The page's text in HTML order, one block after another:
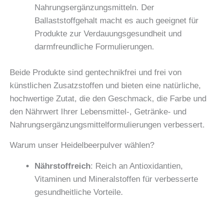
Nahrungsergänzungsmitteln. Der
Ballaststoffgehalt macht es auch geeignet für
Produkte zur Verdauungsgesundheit und
darmfreundliche Formulierungen.
Beide Produkte sind gentechnikfrei und frei von
künstlichen Zusatzstoffen und bieten eine natürliche,
hochwertige Zutat, die den Geschmack, die Farbe und
den Nährwert Ihrer Lebensmittel-, Getränke- und
Nahrungsergänzungsmittelformulierungen verbessert.
Warum unser Heidelbeerpulver wählen?
Nährstoffreich: Reich an Antioxidantien,
Vitaminen und Mineralstoffen für verbesserte
gesundheitliche Vorteile.